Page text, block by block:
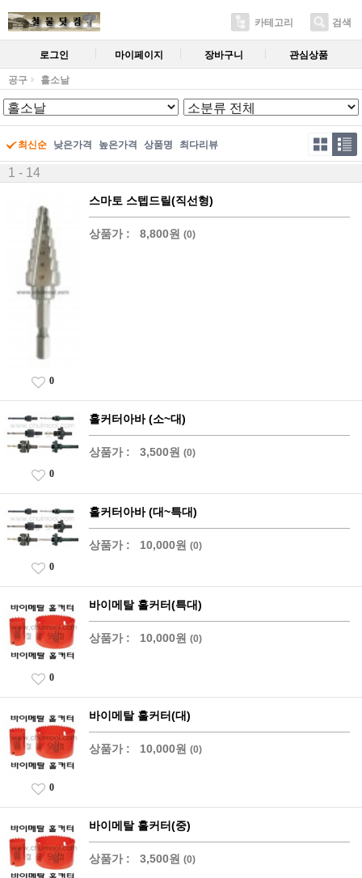
카테고리 검색
로그인 마이페이지 장바구니 관심상품
공구 홀소날
최신순 낮은가격 높은가격 상품명 최다리뷰
1 - 14
스마토 스텝드릴(직선형)
상품가 : 8,800원 (0)
0
홀커터아바 (소~대)
상품가 : 3,500원 (0)
0
홀커터아바 (대~특대)
상품가 : 10,000원 (0)
0
바이메탈 홀커터(특대)
상품가 : 10,000원 (0)
0
바이메탈 홀커터(대)
상품가 : 10,000원 (0)
0
바이메탈 홀커터(중)
상품가 : 3,500원 (0)